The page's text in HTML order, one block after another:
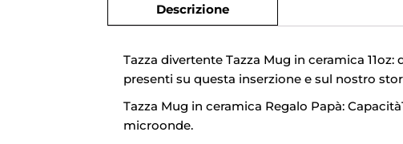
Descrizione
Tazza divertente Tazza Mug in ceramica
presenti su questa inserzione e sul nostro
Tazza Mug in ceramica Regalo Papà:
microonde.